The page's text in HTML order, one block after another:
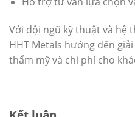
Với đội ngũ kỹ thuật và hệ
HHT Metals hướng đến
thẩm mỹ và chi phí cho